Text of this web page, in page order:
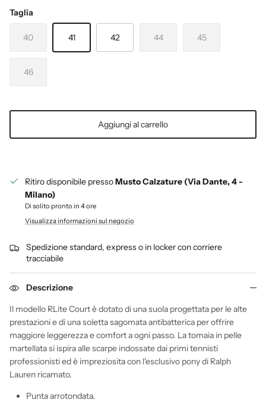
Taglia
40 41 42 44 45
46
Aggiungi al carrello
Ritiro disponibile pressoMusto Calzature (Via Dante, 4 -
Milano)
Di solito pronto in 4 ore
Visualizza informazioni sul negozio
Spedizione standard, express o in locker con corriere
tracciabile
Descrizione
Il modello RLite Court è dotato di una suola progettata per le alte
prestazioni e di una soletta sagomata antibatterica per offrire
maggiore leggerezza e comfort a ogni passo. La tomaia in pelle
martellata si ispira alle scarpe indossate dai primi tennisti
professionisti ed è impreziosita con l'esclusivo pony di Ralph
Lauren ricamato.
Punta arrotondata.